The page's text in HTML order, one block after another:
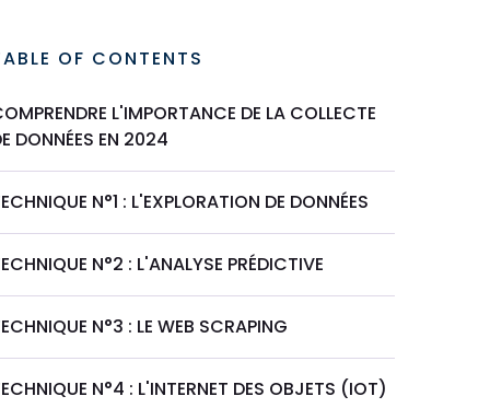
OF CONTENTS
L'IMPORTANCE DE LA COLLECTE
DONNÉES EN 2024
N°1 : L'EXPLORATION DE DONNÉES
N°2 : L'ANALYSE PRÉDICTIVE
N°3 : LE WEB SCRAPING
N°4 : L'INTERNET DES OBJETS (IOT)